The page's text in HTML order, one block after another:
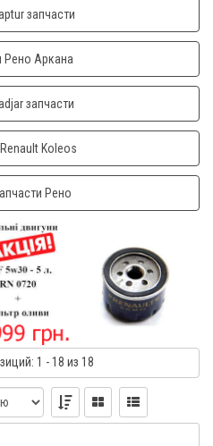
запчасти
Рено Аркана
запчасти
Koleos
Рено
: 1 - 18 из 18